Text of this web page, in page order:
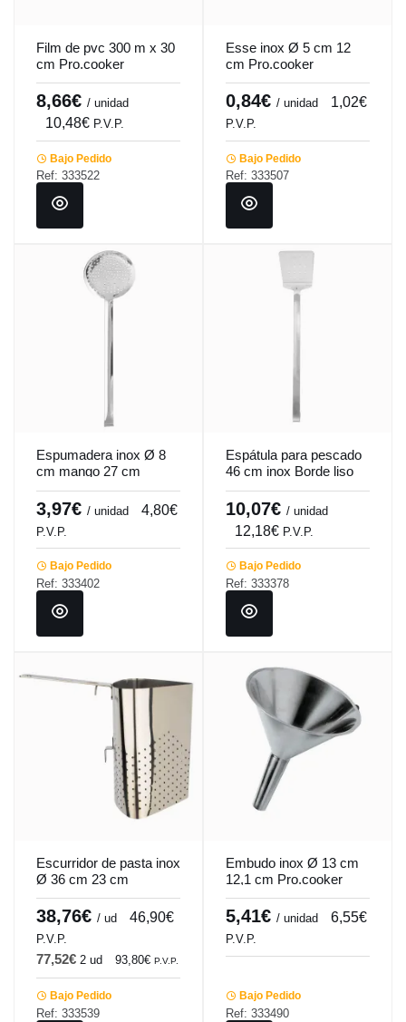
Film de pvc 300 m x 30
cm Pro.cooker
8,66€ / unidad
10,48€ P.V.P.
Bajo Pedido
Ref: 333522
Esse inox Ø 5 cm 12
cm Pro.cooker
0,84€ / unidad 1,02€
P.V.P.
Bajo Pedido
Ref: 333507
Espumadera inox Ø 8
cm mango 27 cm
Pro.cooker
3,97€ / unidad 4,80€
P.V.P.
Bajo Pedido
Ref: 333402
Espátula para pescado
46 cm inox Borde liso
ranurada Pro.cooker
10,07€ / unidad
12,18€ P.V.P.
Bajo Pedido
Ref: 333378
Escurridor de pasta inox
Ø 36 cm 23 cm
Pro.cooker
38,76€ / ud 46,90€
P.V.P.
77,52€ 2 ud 93,80€ P.V.P.
Bajo Pedido
Ref: 333539
Embudo inox Ø 13 cm
12,1 cm Pro.cooker
5,41€ / unidad 6,55€
P.V.P.
Bajo Pedido
Ref: 333490